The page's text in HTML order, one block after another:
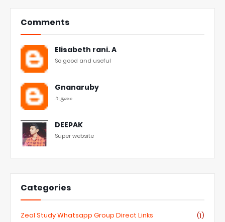
Comments
Elisabeth rani. A
So good and useful
Gnanaruby
அருமை
DEEPAK
Super website
Categories
Zeal Study Whatsapp Group Direct Links
(1)